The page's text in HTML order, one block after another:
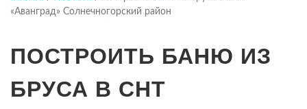
«Аванград» Солнечногорский район
ПОСТРОИТЬ БАНЮ ИЗ
БРУСА В СНТ